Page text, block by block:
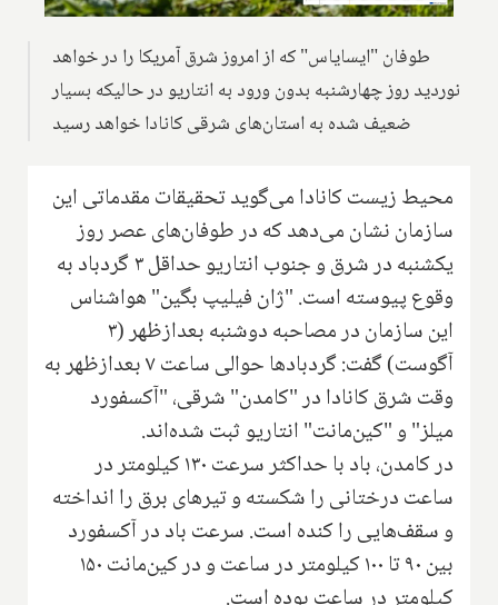
طوفان "ایسایاس" که از امروز شرق آمریکا را در خواهد
نوردید روز چهارشنبه بدون ورود به انتاریو در حالیکه بسیار
ضعیف شده به استان‌های شرقی کانادا خواهد رسید
محیط زیست کانادا می‌گوید تحقيقات مقدماتی این
سازمان نشان می‌دهد که در طوفان‌های عصر روز
يكشنبه در شرق و جنوب انتاريو حداقل ۳ گردباد به
وقوع پیوسته است. "ژان فیلیپ بگین" هواشناس
این سازمان در مصاحبه دوشنبه بعدازظهر (۳
آگوست) گفت: گردبادها حوالی ساعت ۷ بعدازظهر به
وقت شرق کانادا در "کامدن" شرقی، "آکسفورد
میلز" و "کین‌مانت" انتاریو ثبت شده‌اند.
در کامدن، باد با حداکثر سرعت ۱۳۰ کیلومتر در
ساعت درختانی را شکسته و تیرهای برق را انداخته
و سقف‌هایی را کنده است. سرعت باد در آکسفورد
بین ۹۰ تا ۱۰۰ کیلومتر در ساعت و در کین‌مانت ۱۵۰